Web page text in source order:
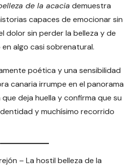
de la acacia demuestra
capaces de emocionar sin
dolor sin perder la belleza y de
algo casi sobrenatural.
poética y una sensibilidad
canaria irrumpe en el panorama
deja huella y confirma que su
y muchísimo recorrido
– La hostil belleza de la